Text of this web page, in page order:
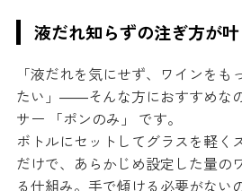
液だれ知らずの注ぎ方が叶
「液だれを気にせず、ワインをも
たい」――そんな方におすすめな
サー 「ポンのみ」 です。
ボトルにセットしてグラスを軽く
だけで、あらかじめ設定した量の
る仕組み。手で傾ける必要がない